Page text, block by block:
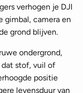
verhogen je DJI
gimbal, camera en
grond blijven.
ondergrond,
stof, vuil of
positie
levensduur van